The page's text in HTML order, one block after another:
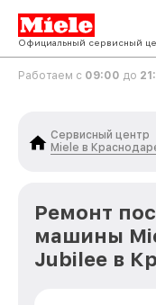
Официальный сервисный
Работаем с 09:00 до
Сервисный центр
Miele в
Ремонт
машины
Jubilee в